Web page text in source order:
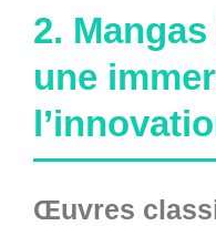
2.
une
Œuvres